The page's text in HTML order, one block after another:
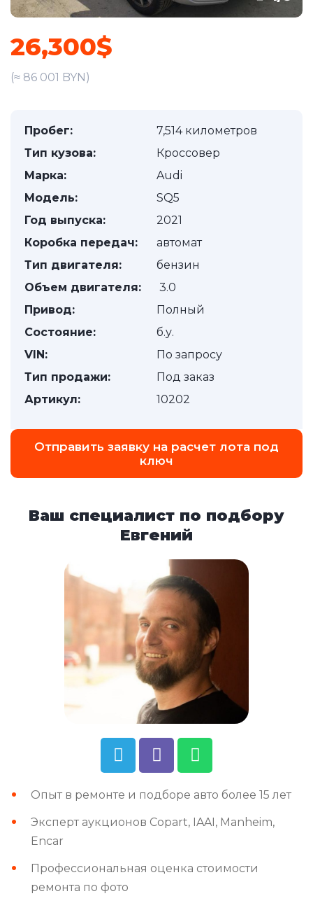
26,300$
(≈ 86 001 BYN)
Пробег:
7,514 километров
Тип кузова:
Кроссовер
Марка:
Audi
Модель:
SQ5
Год выпуска:
2021
Коробка передач:
автомат
Тип двигателя:
бензин
Объем двигателя:
3.0
Привод:
Полный
Состояние:
б.у.
VIN:
По запросу
Тип продажи:
Под заказ
Артикул:
10202
Отправить заявку на расчет лота под
ключ
Ваш специалист по подбору
Евгений
Опыт в ремонте и подборе авто более 15 лет
Эксперт аукционов Copart, IAAI, Manheim,
Encar
Профессиональная оценка стоимости
ремонта по фото